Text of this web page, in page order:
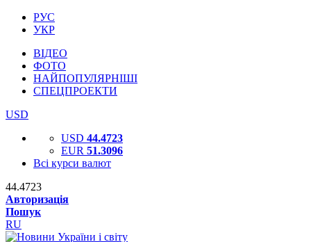
РУС
УКР
ВІДЕО
ФОТО
НАЙПОПУЛЯРНІШІ
СПЕЦПРОЕКТИ
USD
USD 44.4723
EUR 51.3096
Всі курси валют
44.4723
Авторизація
Пошук
RU